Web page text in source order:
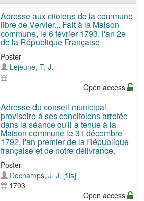
Adresse aux citoiens de la commune
libre de Vervier... Fait à la Maison
commune, le 6 février 1793, l'an 2e
de la République Française
Poster
Lejeune, T. J.
-
Open access
Adresse du conseil municipal
provisoire à ses concitoiens arretée
dans la séance qu'il a tenue à la
Maison commune le 31 décembre
1792, l'an premier de la République
française et de notre délivrance.
Poster
Dechamps, J. J. [fils]
1793
Open access